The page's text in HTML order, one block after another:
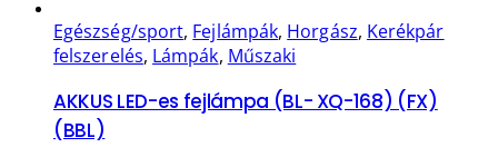
Egészség/sport, Fejlámpák, Horgász, Kerékpár
felszerelés, Lámpák, Műszaki
AKKUS LED-es fejlámpa (BL- XQ-168) (FX)
(BBL)